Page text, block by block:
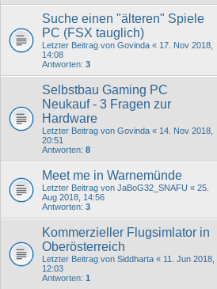
Suche einen "älteren" Spiele
PC (FSX tauglich)
Letzter Beitrag von Govinda « 17. Nov 2018,
14:08
Antworten: 3
Selbstbau Gaming PC
Neukauf - 3 Fragen zur
Hardware
Letzter Beitrag von Govinda « 14. Nov 2018,
20:51
Antworten: 8
Meet me in Warnemünde
Letzter Beitrag von JaBoG32_SNAFU « 25.
Aug 2018, 14:56
Antworten: 3
Kommerzieller Flugsimlator in
Oberösterreich
Letzter Beitrag von Siddharta « 11. Jun 2018,
12:03
Antworten: 1